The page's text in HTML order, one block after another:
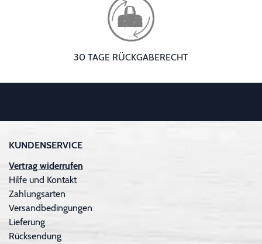
30 TAGE RÜCKGABERECHT
KUNDENSERVICE
Vertrag widerrufen
Hilfe und Kontakt
Zahlungsarten
Versandbedingungen
Lieferung
Rücksendung